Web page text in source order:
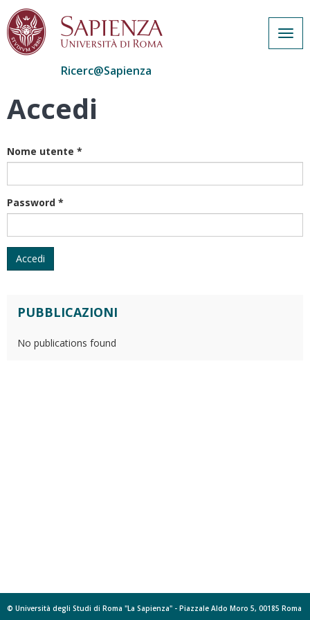
Salta
Ricerc@Sapienza
Accedi
Nome utente *
Password *
Accedi
PUBBLICAZIONI
No publications found
© Università degli Studi di Roma "La Sapienza" - Piazzale Aldo Moro 5, 00185 Roma